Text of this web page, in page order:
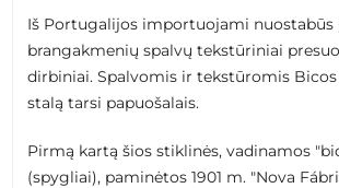
Iš Portugalijos importuojami nuostabūs
brangakmenių spalvų tekstūriniai
dirbiniai. Spalvomis ir tekstūromis Bicos
stalą tarsi papuošalais.
Pirmą kartą šios stiklinės, vadinamos
(spygliai), paminėtos 1901 m. "Nova